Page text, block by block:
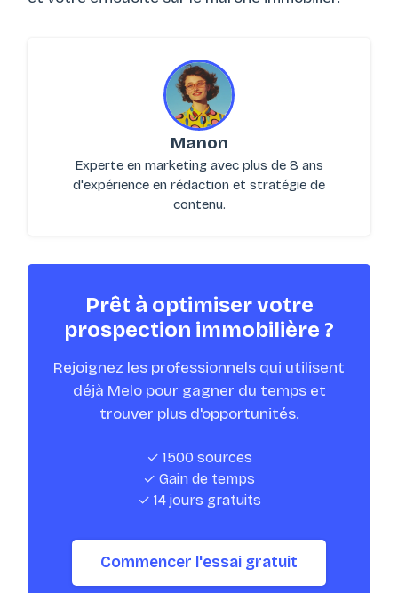
Manon
Experte en marketing avec plus de 8 ans
d'expérience en rédaction et stratégie de
contenu.
Prêt à optimiser votre
prospection immobilière ?
Rejoignez les professionnels qui utilisent
déjà Melo pour gagner du temps et
trouver plus d'opportunités.
✓ 1500 sources
✓ Gain de temps
✓ 14 jours gratuits
Commencer l'essai gratuit